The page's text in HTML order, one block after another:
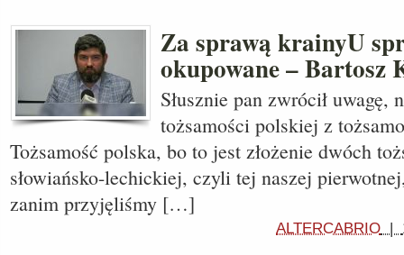
Za sprawą krainyU
okupowane – Bartosz
Słusznie pan zwrócił uwagę,
tożsamości polskiej z
Tożsamość polska, bo to jest złożenie dwóch
słowiańsko-lechickiej, czyli tej naszej
zanim przyjęliśmy […]
ALTERCABRIO |